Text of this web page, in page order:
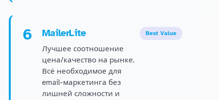
6 MailerLite
Лучшее соотношение
цена/качество на рынке.
Всё необходимое для
email-маркетинга без
лишней сложности и
Best Value